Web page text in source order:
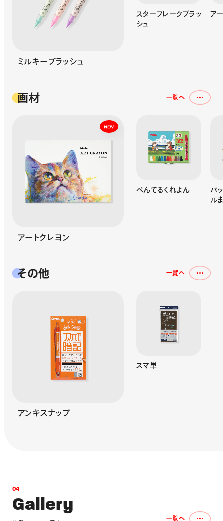
ミルキーブラッシュ
筆touch サインペン
スターフレークブラッ
シュ
ア
画材
アートクレヨン
パスティック ぺんてるくれよん
パ
ル
一覧へ
その他
アンキスナップ
スマ単
一覧へ
04
Gallery
一覧へ